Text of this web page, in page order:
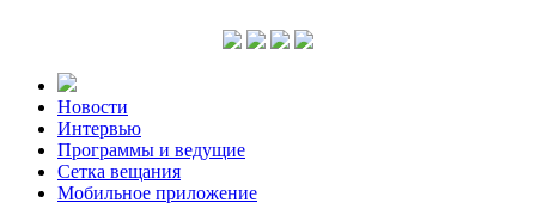
Новости
Интервью
Программы и ведущие
Сетка вещания
Мобильное приложение